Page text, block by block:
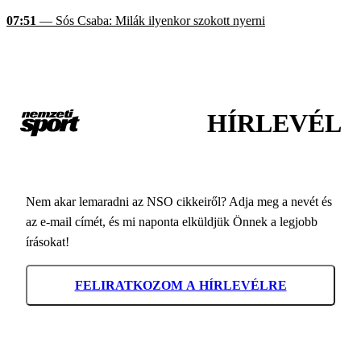
07:51 — Sós Csaba: Milák ilyenkor szokott nyerni
HÍRLEVÉL
Nem akar lemaradni az NSO cikkeiről? Adja meg a nevét és
az e-mail címét, és mi naponta elküldjük Önnek a legjobb
írásokat!
FELIRATKOZOM A HÍRLEVÉLRE